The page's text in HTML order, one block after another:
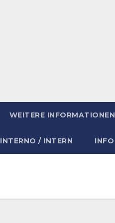
WEITERE INFORMATIONEN
INTERNO / INTERN INFO